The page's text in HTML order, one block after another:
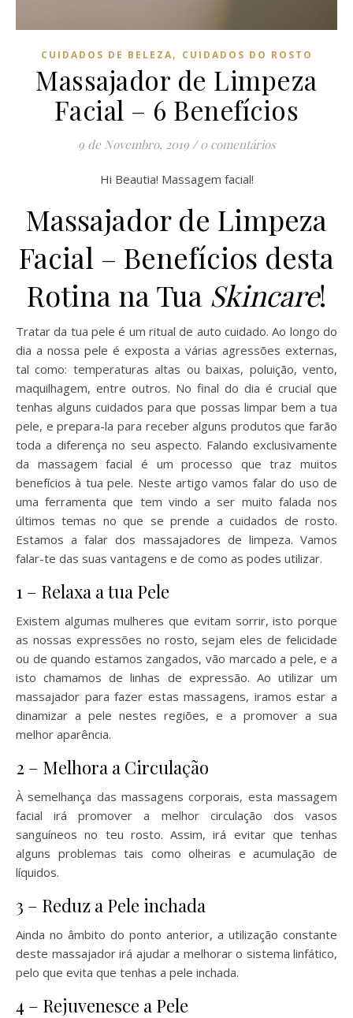
CUIDADOS DE BELEZA, CUIDADOS DO ROSTO
Massajador de Limpeza
Facial – 6 Benefícios
9 de Novembro, 2019 / 0 comentários
Hi Beautia! Massagem facial!
Massajador de Limpeza
Facial – Benefícios desta
Rotina na Tua Skincare!
Tratar da tua pele é um ritual de auto cuidado. Ao longo do
dia a nossa pele é exposta a várias agressões externas,
tal como: temperaturas altas ou baixas, poluição, vento,
maquilhagem, entre outros. No final do dia é crucial que
tenhas alguns cuidados para que possas limpar bem a tua
pele, e prepara-la para receber alguns produtos que farão
toda a diferença no seu aspecto. Falando exclusivamente
da massagem facial é um processo que traz muitos
benefícios à tua pele. Neste artigo vamos falar do uso de
uma ferramenta que tem vindo a ser muito falada nos
últimos temas no que se prende a cuidados de rosto.
Estamos a falar dos massajadores de limpeza. Vamos
falar-te das suas vantagens e de como as podes utilizar.
1 – Relaxa a tua Pele
Existem algumas mulheres que evitam sorrir, isto porque
as nossas expressões no rosto, sejam eles de felicidade
ou de quando estamos zangados, vão marcado a pele, e a
isto chamamos de linhas de expressão. Ao utilizar um
massajador para fazer estas massagens, iramos estar a
dinamizar a pele nestes regiões, e a promover a sua
melhor aparência.
2 – Melhora a Circulação
À semelhança das massagens corporais, esta massagem
facial irá promover a melhor circulação dos vasos
sanguíneos no teu rosto. Assim, irá evitar que tenhas
alguns problemas tais como olheiras e acumulação de
líquidos.
3 – Reduz a Pele inchada
Ainda no âmbito do ponto anterior, a utilização constante
deste massajador irá ajudar a melhorar o sistema linfático,
pelo que evita que tenhas a pele inchada.
4 – Rejuvenesce a Pele